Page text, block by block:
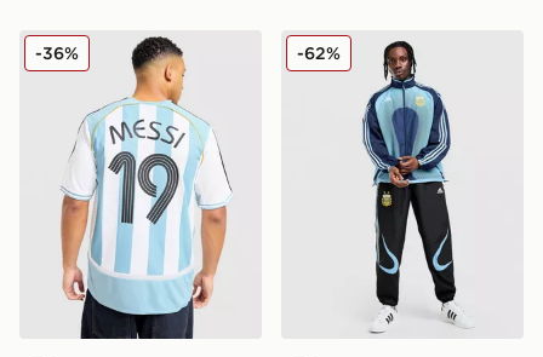
adidas Maglia Home Argentina Messi 2006
-36% adidas Giacca della Tuta
-62%